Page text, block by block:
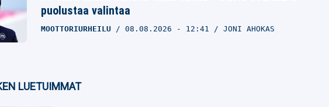
puolustaa valintaa
MOOTTORIURHEILU 08.08.2026 - 12:41 JONI AHOKAS
LUETUIMMAT